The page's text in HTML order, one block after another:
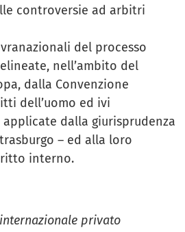
controversie ad arbitri
del processo
nell’ambito del
dalla Convenzione
dell’uomo ed ivi
dalla giurisprudenza
– ed alla loro
interno.
privato